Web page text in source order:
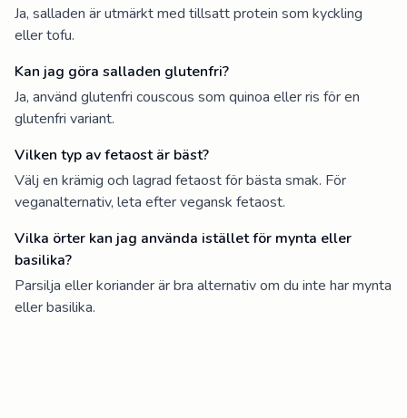
Ja, salladen är utmärkt med tillsatt protein som kyckling
eller tofu.
Kan jag göra salladen glutenfri?
Ja, använd glutenfri couscous som quinoa eller ris för en
glutenfri variant.
Vilken typ av fetaost är bäst?
Välj en krämig och lagrad fetaost för bästa smak. För
veganalternativ, leta efter vegansk fetaost.
Vilka örter kan jag använda istället för mynta eller
basilika?
Parsilja eller koriander är bra alternativ om du inte har mynta
eller basilika.